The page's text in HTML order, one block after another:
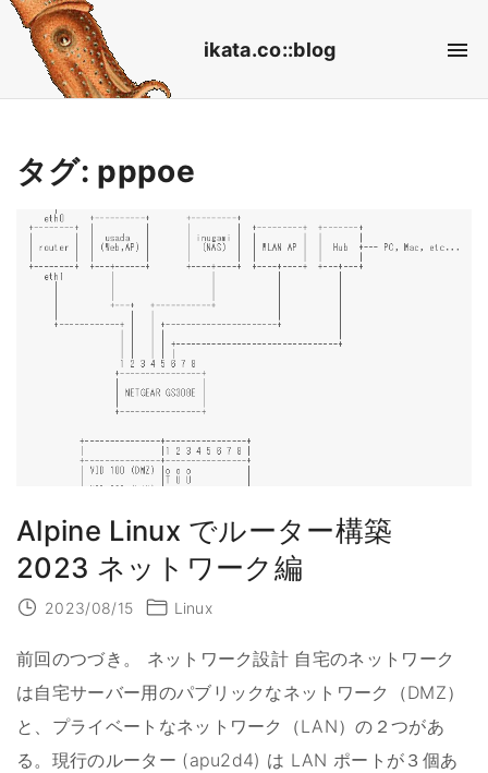
ikata.co::blog
タグ: pppoe
Alpine Linux でルーター構築
2023 ネットワーク編
2023/08/15 Linux
前回のつづき。 ネットワーク設計 自宅のネットワーク
は自宅サーバー用のパブリックなネットワーク（DMZ）
と、プライベートなネットワーク（LAN）の２つがあ
る。現行のルーター (apu2d4) は LAN ポートが３個あ